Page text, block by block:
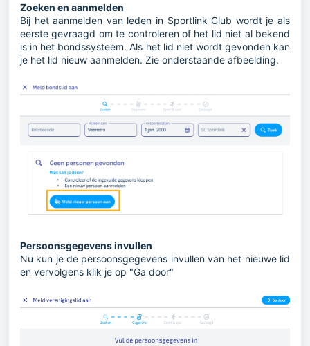
Zoeken en aanmelden
Bij het aanmelden van leden in Sportlink Club wordt je als
eerste gevraagd om te controleren of het lid niet al bekend
is in het bondssysteem. Als het lid niet wordt gevonden kan
je het lid nieuw aanmelden. Zie onderstaande afbeelding.
Persoonsgegevens invullen
Nu kun je de persoonsgegevens invullen van het nieuwe lid
en vervolgens klik je op "Ga door"